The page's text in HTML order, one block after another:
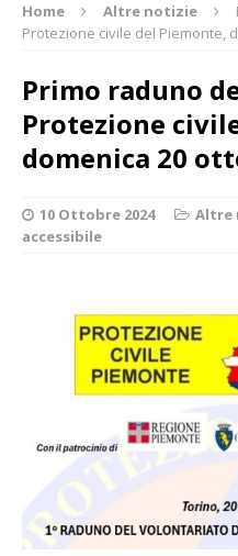
Home Altre notizie
Protezione civile del Piemonte,
Primo raduno
Protezione
domenica 20
10 Ottobre 2024 Altre
accessibile